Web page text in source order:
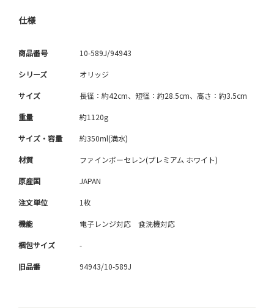
仕様
商品番号 10-589J/94943
シリーズ オリッジ
サイズ 長径：約42cm、短径：約28.5cm、高さ：約3.5cm
重量 約1120g
サイズ・容量 約350ml(満水)
材質 ファインポーセレン(プレミアム ホワイト)
原産国 JAPAN
注文単位 1枚
機能 電子レンジ対応 食洗機対応
梱包サイズ -
旧品番 94943/10-589J